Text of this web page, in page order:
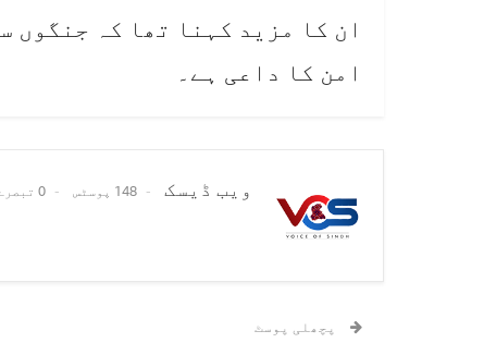
ان کا مزید کہنا تھا کہ جنگوں
امن کا داعی ہے۔
ویب ڈیسک 148 پوسٹس 0 تبصرے
پچھلی پوسٹ